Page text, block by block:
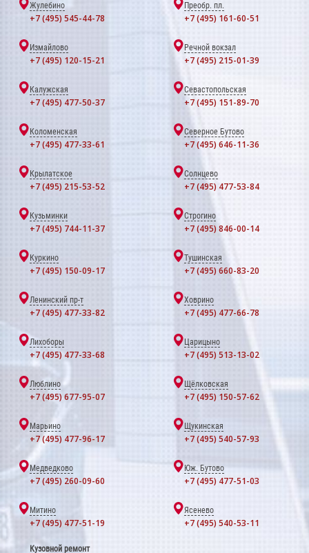
Жулебино
+7 (495) 545-44-78
Преобр. пл.
+7 (495) 161-60-51
Измайлово
+7 (495) 120-15-21
Речной вокзал
+7 (495) 215-01-39
Калужская
+7 (495) 477-50-37
Севастопольская
+7 (495) 151-89-70
Коломенская
+7 (495) 477-33-61
Северное Бутово
+7 (495) 646-11-36
Крылатское
+7 (495) 215-53-52
Солнцево
+7 (495) 477-53-84
Кузьминки
+7 (495) 744-11-37
Строгино
+7 (495) 846-00-14
Куркино
+7 (495) 150-09-17
Тушинская
+7 (495) 660-83-20
Ленинский пр-т
+7 (495) 477-33-82
Ховрино
+7 (495) 477-66-78
Лихоборы
+7 (495) 477-33-68
Царицыно
+7 (495) 513-13-02
Люблино
+7 (495) 677-95-07
Щёлковская
+7 (495) 150-57-62
Марьино
+7 (495) 477-96-17
Щукинская
+7 (495) 540-57-93
Медведково
+7 (495) 260-09-60
Юж. Бутово
+7 (495) 477-51-03
Митино
+7 (495) 477-51-19
Ясенево
+7 (495) 540-53-11
Кузовной ремонт